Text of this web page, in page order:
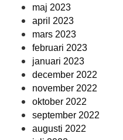
maj 2023
april 2023
mars 2023
februari 2023
januari 2023
december 2022
november 2022
oktober 2022
september 2022
augusti 2022